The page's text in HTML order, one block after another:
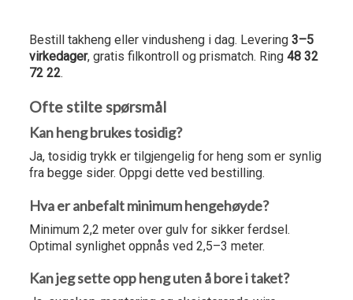
Bestill takheng eller vindusheng i dag. Levering3–5
virkedager, gratis filkontroll og prismatch. Ring48 32
72 22.
Ofte stilte spørsmål
Kan heng brukes tosidig?
Ja, tosidig trykk er tilgjengelig for heng som er synlig
fra begge sider. Oppgi dette ved bestilling.
Hva er anbefalt minimum hengehøyde?
Minimum 2,2 meter over gulv for sikker ferdsel.
Optimal synlighet oppnås ved 2,5–3 meter.
Kan jeg sette opp heng uten å bore i taket?